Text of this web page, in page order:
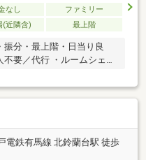
なし
ファミリー
(近隣含) 最上階
振分・最上階・日当り良
要／代行 ・ルームシェア
電鉄有馬線 北鈴蘭台駅 徒歩